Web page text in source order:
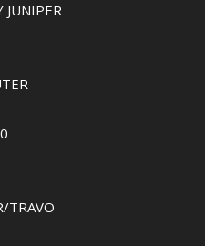
TRAVO